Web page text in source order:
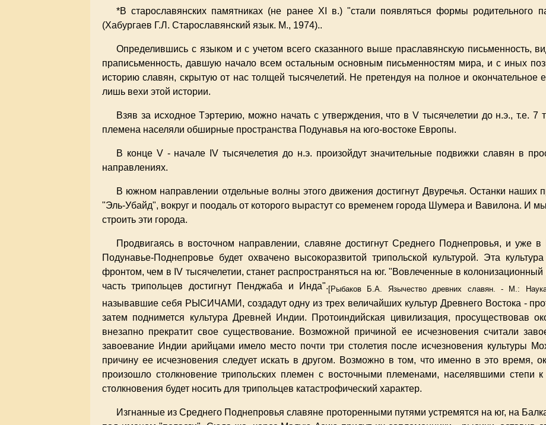
*В старославянских памятниках (не ранее XI в.) "стали появляться формы родительного
(Хабургаев Г.Л. Старославянский язык. М., 1974)..
Определившись с языком и с учетом всего сказанного выше праславянскую письменность,
праписьменность, давшую начало всем остальным основным письменностям мира, и с иных
историю славян, скрытую от нас толщей тысячелетий. Не претендуя на полное и окончательное
лишь вехи этой истории.
Взяв за исходное Тэртерию, можно начать с утверждения, что в V тысячелетии до н.э., т.е. 7
племена населяли обширные пространства Подунавья на юго-востоке Европы.
В конце V - начале IV тысячелетия до н.э. произойдут значительные подвижки славян в
направлениях.
В южном направлении отдельные волны этого движения достигнут Двуречья. Останки наших
"Эль-Убайд", вокруг и поодаль от которого вырастут со временем города Шумера и Вавилона. И
строить эти города.
Продвигаясь в восточном направлении, славяне достигнут Среднего Поднепровья, и уже
Подунавье-Поднепровье будет охвачено высокоразвитой трипольской культурой. Эта
фронтом, чем в IV тысячелетии, станет распространяться на юг. "Вовлеченные в
часть трипольцев достигнут Пенджаба и Инда". [Рыбаков Б.А. Язычество древних славян. - М.:
называвшие себя РЫСИЧАМИ, создадут одну из трех величайших культур Древнего Востока -
затем поднимется культура Древней Индии. Протоиндийская цивилизация, просуществовав
внезапно прекратит свое существование. Возможной причиной ее исчезновения считали
завоевание Индии арийцами имело место почти три столетия после исчезновения культуры
причину ее исчезновения следует искать в другом. Возможно в том, что именно в это время,
произошло столкновение трипольских племен с восточными племенами, населявшими степи
столкновения будет носить для трипольцев катастрофический характер.
Изгнанные из Среднего Поднепровья славяне проторенными путями устремятся на юг, на